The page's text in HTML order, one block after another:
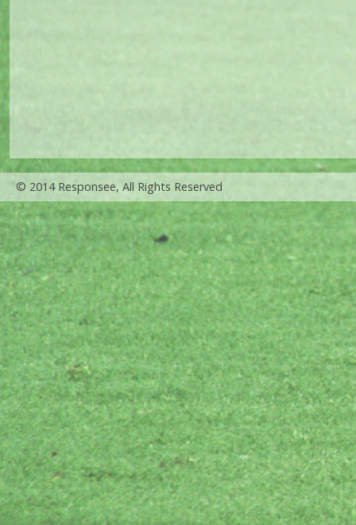
© 2014 Responsee, All Rights Reserved